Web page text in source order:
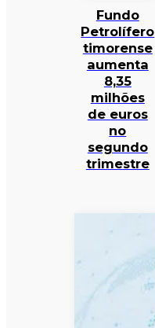
Fundo
Petrolífero
timorense
aumenta
8,35
milhões
de euros
no
segundo
trimestre